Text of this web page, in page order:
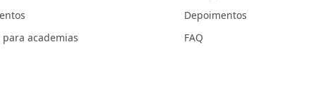
para academias
Depoimentos
FAQ